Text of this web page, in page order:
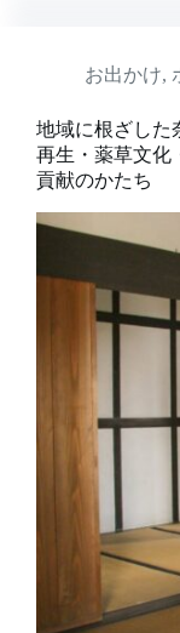
お出かけ,
地域に根ざした
再生・薬草文化
貢献のかたち